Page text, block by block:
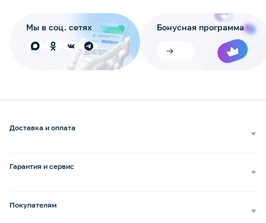
Мы в соц. сетях Бонусная программа
Доставка и оплата
Гарантия и сервис
Покупателям